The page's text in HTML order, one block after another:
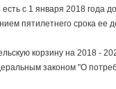
с 1 января 2018 года
пятилетнего срока ее
корзину на 2018 -
законом "О